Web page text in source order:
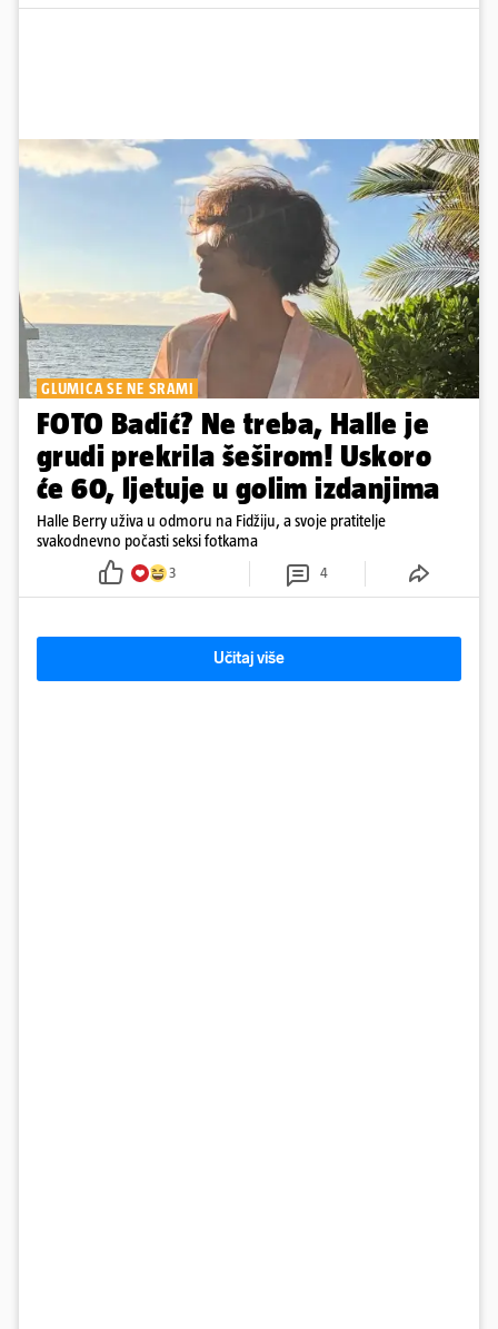
GLUMICA SE NE SRAMI
FOTO Badić? Ne treba, Halle je
grudi prekrila šeširom! Uskoro
će 60, ljetuje u golim izdanjima
Halle Berry uživa u odmoru na Fidžiju, a svoje pratitelje
svakodnevno počasti seksi fotkama
3 4
Učitaj više